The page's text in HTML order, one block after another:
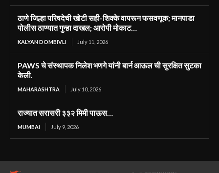
ठाणे जिल्हा परिषदेची खोटी सही-शिक्के वापरून फसवणूक; मानपाडा
पोलीस ठाण्यात गुन्हा दाखल; आरोपी मोकाट…
KALYAN DOMBIVLI July 11, 2026
PAWS चे संस्थापक निलेश भणगे यांनी बार्न आऊल ची सुरक्षित सुटका
केली.
MAHARASHTRA July 10, 2026
राज्यात सरासरी ३३२ मिमी पाऊस…
MUMBAI July 9, 2026